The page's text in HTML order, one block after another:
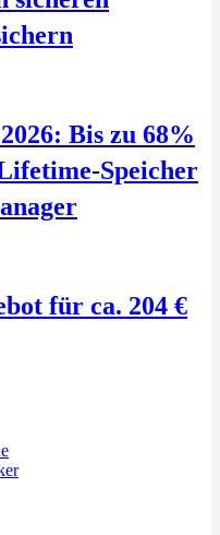
Bis zu 68%
Speicher
für ca. 204 €